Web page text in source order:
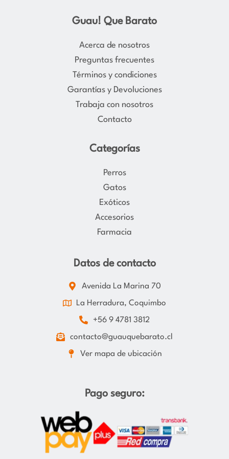
s
t
a
r
a
m
c
e
b
o
k
Guau! Que Barato
Acerca de nosotros
Preguntas frecuentes
Términos y condiciones
Garantías y Devoluciones
Trabaja con nosotros
Contacto
Categorías
Perros
Gatos
Exóticos
Accesorios
Farmacia
Datos de contacto
Avenida La Marina 70
La Herradura, Coquimbo
+56 9 4781 3812
contacto@guauquebarato.cl
Ver mapa de ubicación
Pago seguro: